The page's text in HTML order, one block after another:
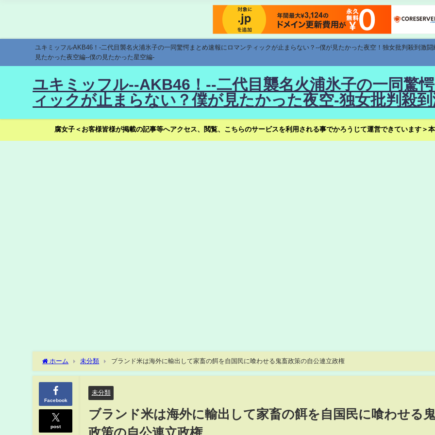
ユキミッフルAKB46！-二代目襲名火浦氷子の一同驚愕まとめ速報にロマンティックが止まらない？--僕が見たかった夜空！独女批判殺到激
見たかった夜空編--僕の見たかった星空編-
ユキミッフル--AKB46！--二代目襲名火浦氷子の一同驚
ィックが止まらない？僕が見たかった夜空-独女批判殺
腐女子＜お客様皆様が掲載の記事等へアクセス、閲覧、こちらのサービスを利用される事でかろうじて運営できています＞
ホーム 未分類 ブランド米は海外に輸出して家畜の餌を自国民に喰わせる鬼畜政策の自公連立政権
Facebook
post
未分類
ブランド米は海外に輸出して家畜の餌を自国民に喰わせる